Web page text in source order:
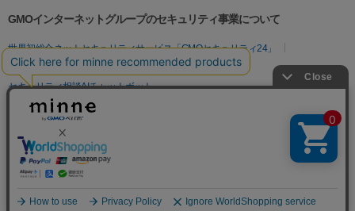
GMOインターネットグループのセキュリティ事業について
世界初総合ネットセキュリティサービス「GMOセキュリティ24」
パスワード漏洩診断
Webサイトリスク診断
セキュリティ相談AIチャットボット
実在証明・盗聴対策
サイバー攻撃対策（GMO Flatt Security）
セキュリティ事業の軌跡